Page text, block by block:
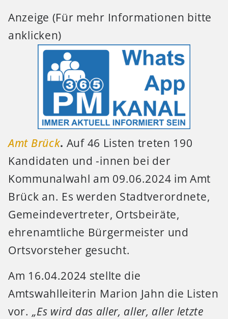
Anzeige (Für mehr Informationen bitte
anklicken)
Amt Brück. Auf 46 Listen treten 190
Kandidaten und -innen bei der
Kommunalwahl am 09.06.2024 im Amt
Brück an. Es werden Stadtverordnete,
Gemeindevertreter, Ortsbeiräte,
ehrenamtliche Bürgermeister und
Ortsvorsteher gesucht.
Am 16.04.2024 stellte die
Amtswahlleiterin Marion Jahn die Listen
vor. „Es wird das aller, aller, aller letzte